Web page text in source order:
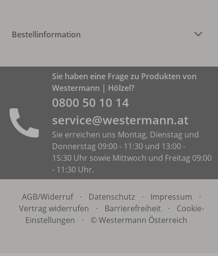
Bestellinformation
Sie haben eine Frage zu Produkten von
Westermann | Hölzel?
0800 50 10 14
service@westermann.at
Sie erreichen uns Montag, Dienstag und
Donnerstag 09:00 - 11:30 und 13:00 -
15:30 Uhr sowie Mittwoch und Freitag 09:00
- 11:30 Uhr.
AGB/Widerruf · Datenschutz · Impressum
·
Vertrag widerrufen
· Barrierefreiheit ·
Cookie-
Einstellungen
· © Westermann Österreich